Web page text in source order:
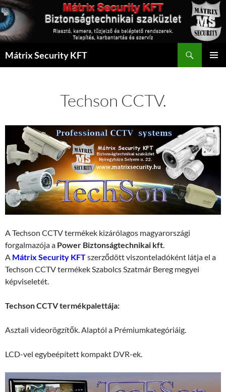
Kilépés
tartalomba
Mátrix Security KFT
Techson CCTV.
A Techson CCTV termékek kizárólagos magyarországi
forgalmazója a Power Biztonságtechnikai kft.
A Mátrix Security KFTszerződött viszonteladóként látja el a
Techson CCTV termékek Szabolcs Szatmár Bereg megyei
képviseletét.
Techson CCTV termékpalettája:
Asztali videorögzítők. Alaptól a Prémiumkategóriáig.
LCD-vel egybeépített kompakt DVR-ek.